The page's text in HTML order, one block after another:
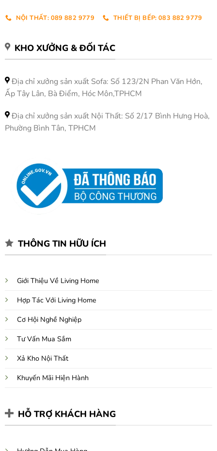
NỘI THẤT: 089 882 9779 THIẾT BỊ BẾP: 083 882 9779
KHO XƯỞNG & ĐỐI TÁC
Địa chỉ xưởng sản xuất Sofa: Số 123/2N Phan Văn Hớn,
Ấp Tây Lân, Bà Điểm, Hóc Môn,TPHCM
Địa chỉ xưởng sản xuất Nội Thất: Số 2/17 Bình Hưng Hoà,
Phường Bình Tân, TPHCM
THÔNG TIN HỮU ÍCH
Giới Thiệu Về Living Home
Hợp Tác Với Living Home
Cơ Hội Nghề Nghiệp
Tư Vấn Mua Sắm
Xả Kho Nội Thất
Khuyến Mãi Hiện Hành
HỖ TRỢ KHÁCH HÀNG